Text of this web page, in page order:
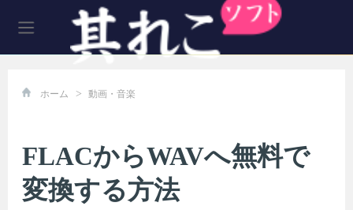
ホーム > 動画・音楽
FLACからWAVへ無料で
変換する方法